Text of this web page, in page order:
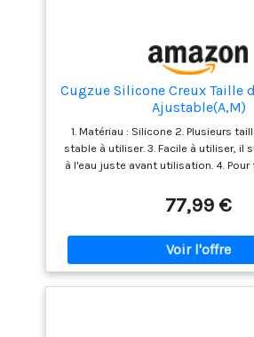
Cugzue Silicone Creux Taille
Ajustable(A,M)
1. Matériau : Silicone 2. Plusieurs
stable à utiliser. 3. Facile à utiliser, il
à l'eau juste avant utilisation. 4.
répondrons dans les 24
77,99 €